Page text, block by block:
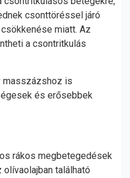
csonttöréssel járó
miatt. Az
a csontritkulás
masszázshoz is
és erősebbek
rákos megbetegedések
olívaolajban található